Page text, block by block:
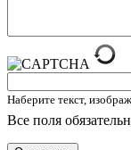
Наберите текст,
Все поля